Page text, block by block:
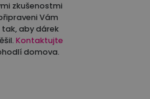
zkušenostmi
Vám
aby dárek
Kontaktujte
domova.